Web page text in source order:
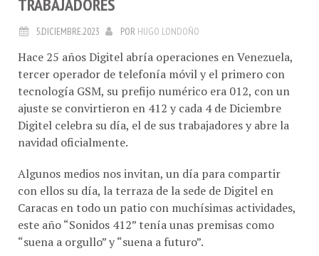
5.DICIEMBRE.2023
Hace 25 años Digitel abría operaciones en Venezuela,
tercer operador de telefonía móvil y el primero con
tecnología GSM, su prefijo numérico era 012, con un
ajuste se convirtieron en 412 y cada 4 de Diciembre
Digitel celebra su día, el de sus trabajadores y abre la
navidad oficialmente.
con ellos su día, la terraza de la sede de Digitel en
Caracas en todo un patio con muchísimas actividades,
este año “Sonidos 412” tenía unas premisas como
“suena a orgullo” y “suena a futuro”.